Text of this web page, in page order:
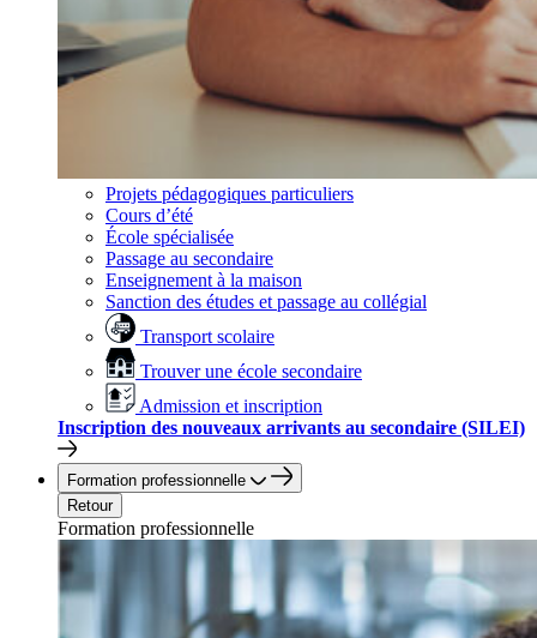
Projets pédagogiques particuliers
Cours d’été
École spécialisée
Passage au secondaire
Enseignement à la maison
Sanction des études et passage au collégial
Transport scolaire
Trouver une école secondaire
Admission et inscription
Inscription des nouveaux arrivants au secondaire (SILEI)
Formation professionnelle
Retour
Formation professionnelle